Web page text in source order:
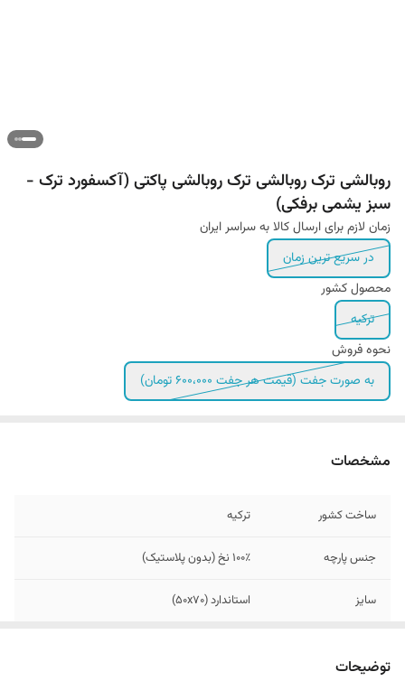
روبالشی ترک روبالشی ترک روبالشی پاکتی (آکسفورد ترک -
سبز یشمی برفکی)
زمان لازم برای ارسال کالا به سراسر ایران
در سریع ترین زمان
محصول کشور
ترکیه
نحوه فروش
به صورت جفت (قیمت هر جفت ۶۰۰،۰۰۰ تومان)
مشخصات
ساخت کشور ترکیه
جنس پارچه ۱۰۰٪ نخ (بدون پلاستیک)
سایز استاندارد (۵۰x70)
توضیحات